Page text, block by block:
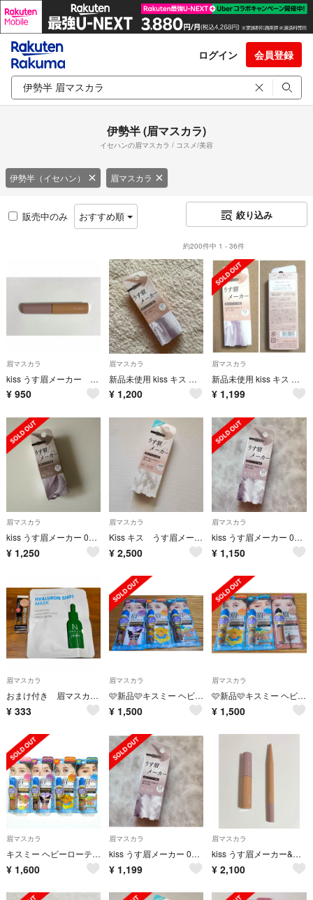
ログイン 会員登録
伊勢半 (眉マスカラ)
イセハンの眉マスカラ / コスメ/美容
伊勢半（イセハン） 眉マスカラ
販売中のみ おすすめ順 絞り込み
約200件中 1 - 36件
眉マスカラ
kiss うす眉メーカー 02 アッシュベージュ
¥ 950
眉マスカラ
新品未使用 kiss キス うす眉メーカー 01 ピンクベージュ 眉マスカラ
¥ 1,200
眉マスカラ
新品未使用 kiss キス うす眉メーカー 01 ピンクベージュ 眉マスカラ
¥ 1,199
眉マスカラ
kiss うす眉メーカー 02 アッシュベージュ
¥ 1,250
眉マスカラ
Kiss キス うす眉メーカー X99 スノウベージュ 限定
¥ 2,500
眉マスカラ
kiss うす眉メーカー 03 ミュートベージュ
¥ 1,150
眉マスカラ
おまけ付き 眉マスカラ ナチュラルブラウン 04
¥ 333
眉マスカラ
🩷新品🩷キスミー ヘビーローテーション カラーリングアイブロウ EX
¥ 1,500
眉マスカラ
🩷新品🩷キスミー ヘビーローテーション カラーリングアイブロウ EX
¥ 1,500
眉マスカラ
キスミー ヘビーローテーション カラーリングアイブロウ EX 眉マスカラ
¥ 1,600
眉マスカラ
kiss うす眉メーカー 03 ミュートベージュ
¥ 1,199
眉マスカラ
kiss うす眉メーカー&うす眉メーカーペンシル 01 ピンクベージュ
¥ 2,100